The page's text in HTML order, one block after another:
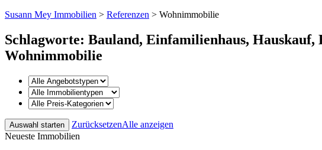
Susann Mey Immobilien > Referenzen > Wohnimmobilie
Schlagworte: Bauland, Einfamilienhaus,
Wohnimmobilie
ZurücksetzenAlle anzeigen
Neueste Immobilien